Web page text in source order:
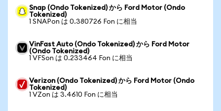
Snap (Ondo Tokenized) から Ford Motor (Ondo
Tokenized)
1 SNAPon は 0.380726 Fon に相当
VinFast Auto (Ondo Tokenized) から Ford Motor
(Ondo Tokenized)
1 VFSon は 0.233464 Fon に相当
Verizon (Ondo Tokenized) から Ford Motor (Ondo
Tokenized)
1 VZon は 3.4610 Fon に相当